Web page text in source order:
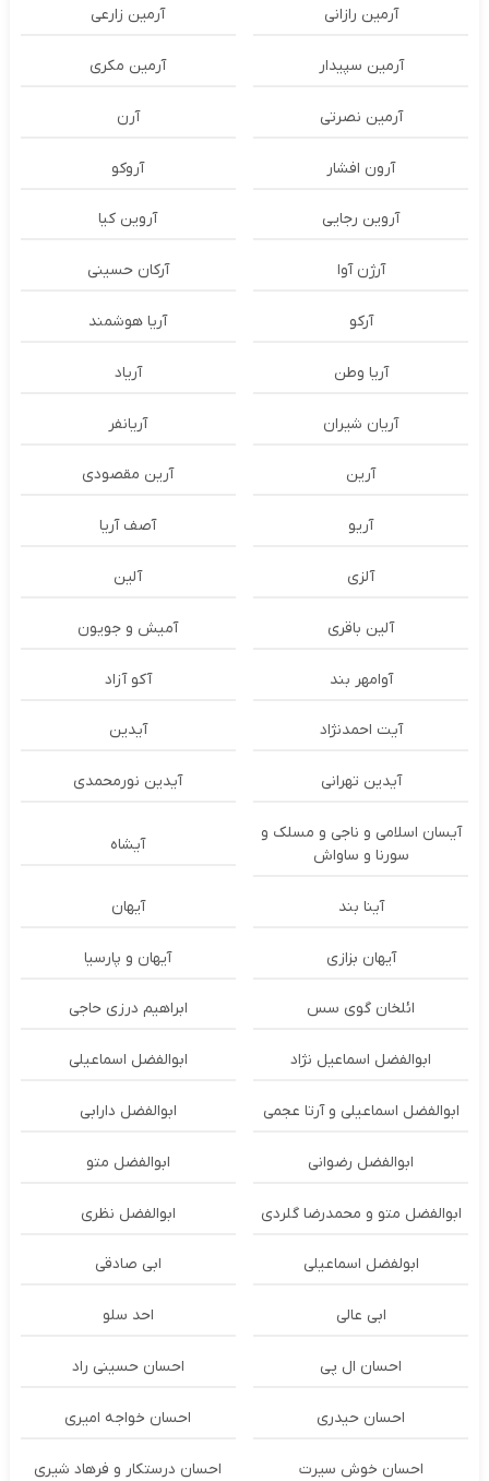
آرمین رازانی آرمین زارعی
آرمین سپیدار آرمین مکری
آرمین نصرتی آرن
آرون افشار آروکو
آروین رجایی آروین کیا
آرژن آوا آرکان حسینی
آرکو آریا هوشمند
آریا وطن آریاد
آریان شیران آریانفر
آرین آرین مقصودی
آریو آصف آریا
آلزی آلین
آلین باقری آمیش و جویون
آوامهر بند آکو آزاد
آیت احمدنژاد آیدین
آیدین تهرانی آیدین نورمحمدی
آیسان اسلامی و ناجی و مسلک و
سورنا و ساواش
آیشاه
آینا بند آیهان
آیهان بزازی آیهان و پارسیا
ائلخان گوی سس ابراهیم درزی حاجی
ابوالفضل اسماعیل نژاد ابوالفضل اسماعیلی
ابوالفضل اسماعیلی و آرتا عجمی ابوالفضل دارابی
ابوالفضل رضوانی ابوالفضل متو
ابوالفضل متو و محمدرضا گلردی ابوالفضل نظری
ابولفضل اسماعیلی ابی صادقی
ابی عالی احد سلو
احسان ال پی احسان حسینی راد
احسان حیدری احسان خواجه امیری
احسان خوش سیرت احسان درستكار و فرهاد شيرى